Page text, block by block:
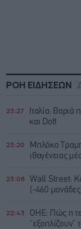
ΡΟΗ ΕΙΔΗΣΕΩΝ
23:27
Ιταλία:
και Dott
23:20
Μπλόκο
ιθαγένειας
23:08
Wall Street:
(-460
22:43
ΟΗΕ: Πώς η
“εξοπλίζουν”